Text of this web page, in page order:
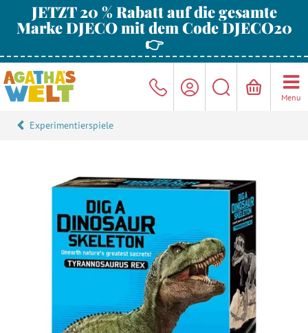
JETZT 20 % Rabatt auf die gesamte
Marke DJECO mit dem Code DJECO20
👉
Menu
Experimentierspiele